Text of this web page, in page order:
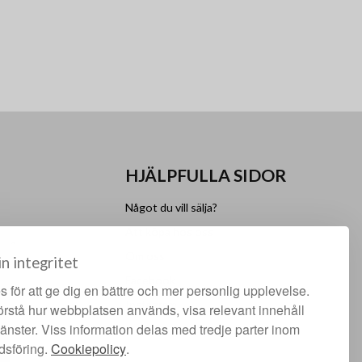
integritet
för att ge dig en bättre och mer personlig upplevelse.
hur webbplatsen används, visa relevant innehåll
Viss information delas med tredje parter inom
Cookiepolicy.
HJÄLPFULLA SIDOR
Något du vill sälja?
Instagram